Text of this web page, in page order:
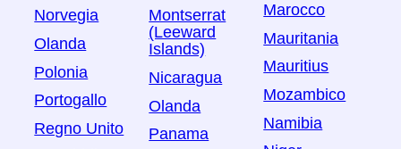
Norvegia
Olanda
Polonia
Portogallo
Regno Unito
Montserrat
(Leeward
Islands)
Nicaragua
Olanda
Panama
Marocco
Mauritania
Mauritius
Mozambico
Namibia